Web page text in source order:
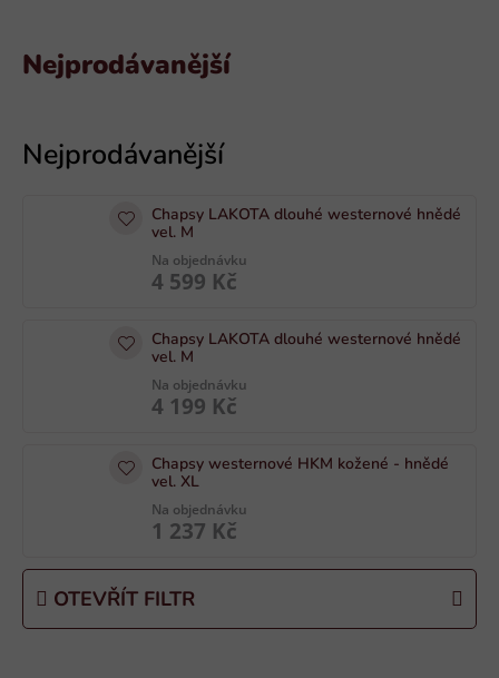
Nejprodávanější
Chapsy LAKOTA dlouhé westernové hnědé
vel. M
Na objednávku
4 599 Kč
Chapsy LAKOTA dlouhé westernové hnědé
vel. M
Na objednávku
4 199 Kč
Chapsy westernové HKM kožené - hnědé
vel. XL
Na objednávku
1 237 Kč
OTEVŘÍT FILTR
ý
p